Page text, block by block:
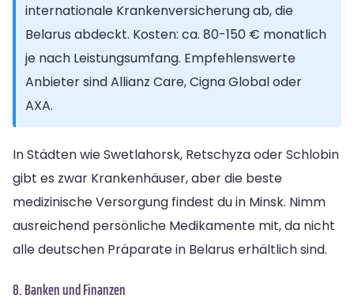
internationale Krankenversicherung ab, die
Belarus abdeckt. Kosten: ca. 80-150 € monatlich
je nach Leistungsumfang. Empfehlenswerte
Anbieter sind Allianz Care, Cigna Global oder
AXA.
In Städten wie Swetlahorsk, Retschyza oder Schlobin
gibt es zwar Krankenhäuser, aber die beste
medizinische Versorgung findest du in Minsk. Nimm
ausreichend persönliche Medikamente mit, da nicht
alle deutschen Präparate in Belarus erhältlich sind.
8. Banken und Finanzen